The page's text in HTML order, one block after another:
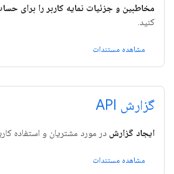
مخاطبین و جزئیات نمایه کاربر را برای
کنید.
مشاهده مستندات
گزارش API
ایجاد گزارش در مورد مشتریان و استفاده
مشاهده مستندات